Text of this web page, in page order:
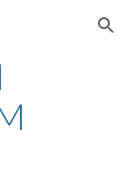
Skip to navigation